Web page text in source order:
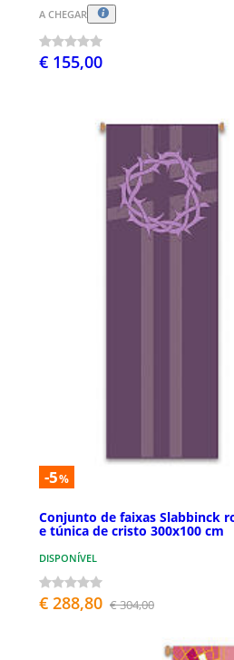
A CHEGAR
€ 155,00
-5%
Conjunto de faixas Slabbinck
e túnica de cristo 300x100 cm
DISPONÍVEL
€ 288,80 € 304,00